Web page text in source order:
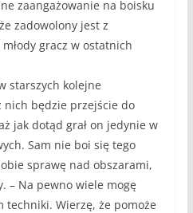
zaangażowanie na boisku
zadowolony jest z
gracz w ostatnich
starszych kolejne
nich będzie przejście do
jak dotąd grał on jedynie w
Sam nie boi się tego
sprawę nad obszarami,
– Na pewno wiele mogę
techniki. Wierzę, że pomoże